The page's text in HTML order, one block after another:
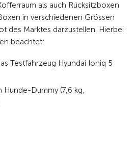
als auch Rücksitzboxen
in verschiedenen Grössen
des Marktes darzustellen. Hierbei
beachtet:
Testfahrzeug Hyundai Ioniq 5
Hunde-Dummy (7,6 kg,